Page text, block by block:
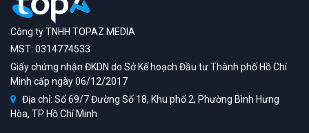
Công ty TNHH TOPAZ MEDIA
MST: 0314774533
Giấy chứng nhận ĐKDN do Sở Kế hoạch Đầu tư Thành phố Hồ Chí
Minh cấp ngày 06/12/2017
Địa chỉ: Số 69/7 Đường Số 18, Khu phố 2, Phường Bình Hưng
Hòa, TP Hồ Chí Minh